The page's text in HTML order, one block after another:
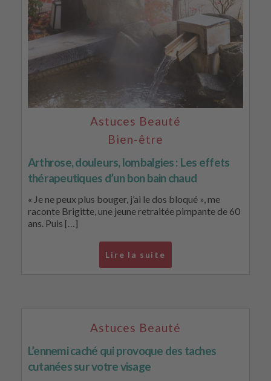
Astuces Beauté
Bien-être
Arthrose, douleurs, lombalgies : Les effets
thérapeutiques d’un bon bain chaud
« Je ne peux plus bouger, j’ai le dos bloqué », me
raconte Brigitte, une jeune retraitée pimpante de 60
ans. Puis […]
Lire la suite
Astuces Beauté
L’ennemi caché qui provoque des taches
cutanées sur votre visage